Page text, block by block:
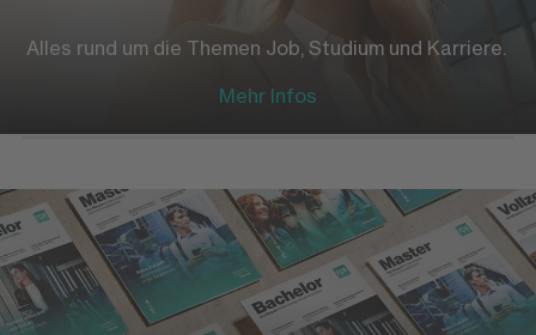
Alles rund um die Themen Job, Studium und Karriere.
Mehr Infos